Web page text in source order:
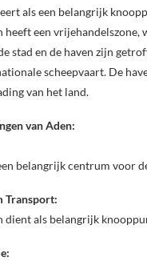
als een belangrijk
heeft een
stad en de haven zijn
scheepvaart. De
van het land.
van Aden:
belangrijk centrum voor
Transport:
dient als belangrijk